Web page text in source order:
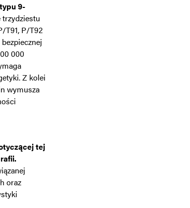
9-
T91, P/T92
000
Z kolei
wymusza
tej
oraz